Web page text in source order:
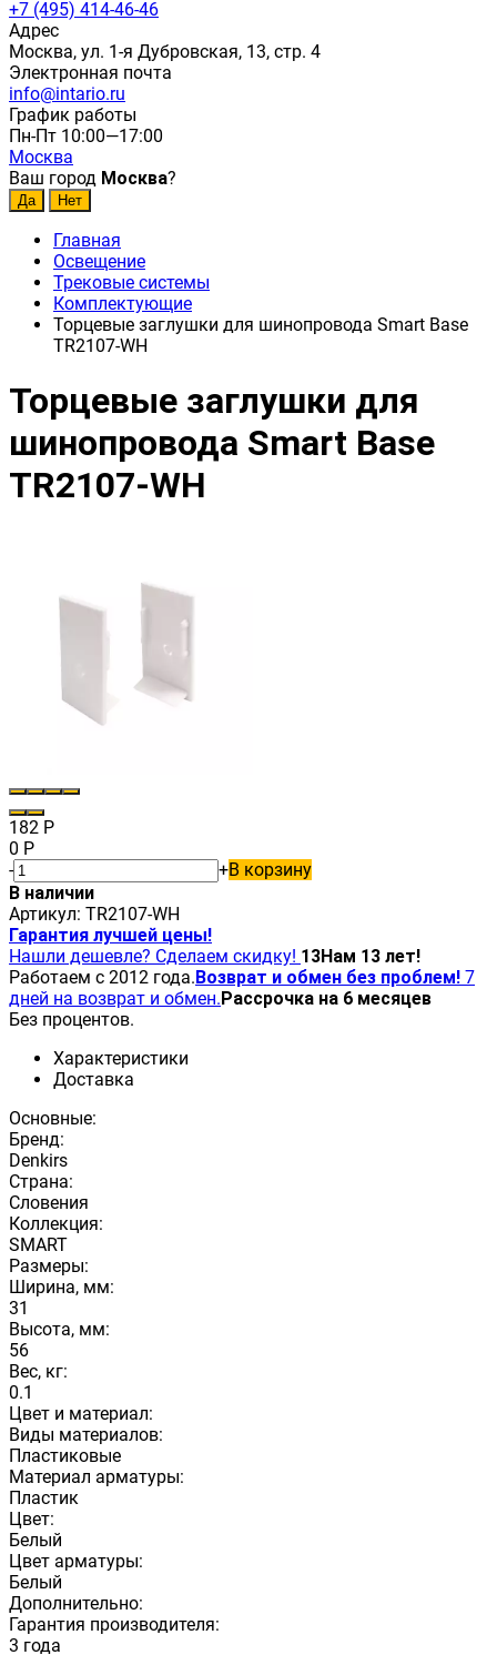
+7 (495) 414-46-46
Адрес
Москва, ул. 1-я Дубровская, 13, стр. 4
Электронная почта
info@intario.ru
График работы
Пн-Пт 10:00—17:00
Москва
Ваш город Москва?
Главная
Освещение
Трековые системы
Комплектующие
Торцевые заглушки для шинопровода Smart Base
TR2107-WH
Торцевые заглушки для
шинопровода Smart Base
TR2107-WH
182 Р
0 Р
-
+В корзину
В наличии
Артикул: TR2107-WH
Гарантия лучшей цены!
Нашли дешевле? Сделаем скидку! 13Нам 13 лет!
Работаем с 2012 года.Возврат и обмен без проблем! 7
дней на возврат и обмен.Рассрочка на 6 месяцев
Без процентов.
Характеристики
Доставка
Основные:
Бренд:
Denkirs
Страна:
Словения
Коллекция:
SMART
Размеры:
Ширина, мм:
31
Высота, мм:
56
Вес, кг:
0.1
Цвет и материал:
Виды материалов:
Пластиковые
Материал арматуры:
Пластик
Цвет:
Белый
Цвет арматуры:
Белый
Дополнительно:
Гарантия производителя:
3 года